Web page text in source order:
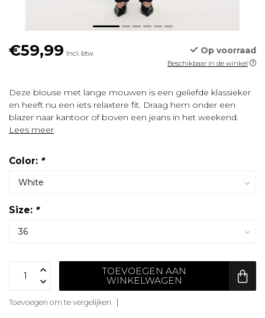
€59,99 Incl. btw Op voorraad
Beschikbaar in de winkel
Deze blouse met lange mouwen is een geliefde klassieker
en heeft nu een iets relaxtere fit. Draag hem onder een
blazer naar kantoor of boven een jeans in het weekend.
Lees meer.
Color: *
Size: *
TOEVOEGEN AAN
WINKELWAGEN
Toevoegen om te vergelijken